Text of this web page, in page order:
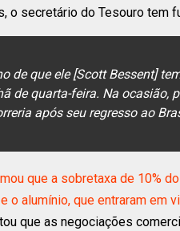
o secretário do Tesouro tem
de que ele [Scott Bessent]
de quarta-feira. Na ocasião,
após seu regresso ao
que a sobretaxa de 10%
o alumínio, que entraram em
que as negociações